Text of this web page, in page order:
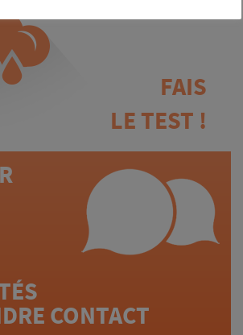
FAIS
LE TEST !
CONTACT